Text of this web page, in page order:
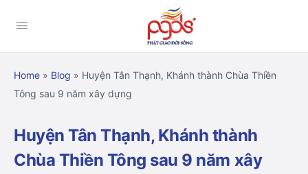
Home » Blog » Huyện Tân Thạnh, Khánh thành Chùa Thiền
Tông sau 9 năm xây dựng
Huyện Tân Thạnh, Khánh thành
Chùa Thiền Tông sau 9 năm xây